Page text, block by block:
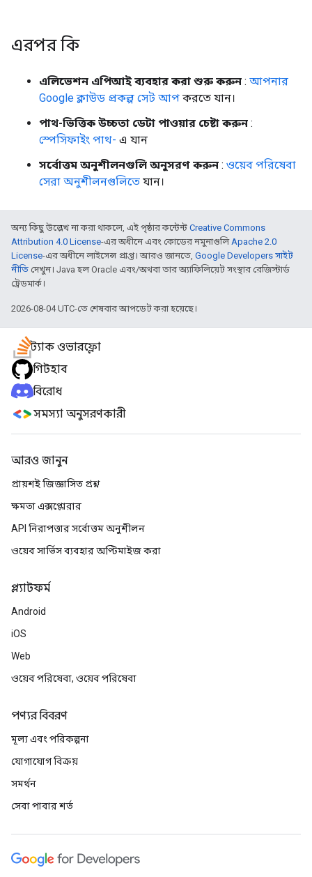
এরপর কি
এলিভেশন এপিআই ব্যবহার করা শুরু করুন : আপনার
Google ক্লাউড প্রকল্প সেট আপ করতে যান।
পাথ-ভিত্তিক উচ্চতা ডেটা পাওয়ার চেষ্টা করুন :
স্পেসিফাইং পাথ- এ যান
সর্বোত্তম অনুশীলনগুলি অনুসরণ করুন : ওয়েব পরিষেবা
সেরা অনুশীলনগুলিতে যান।
অন্য কিছু উল্লেখ না করা থাকলে, এই পৃষ্ঠার কন্টেন্ট Creative Commons
Attribution 4.0 License-এর অধীনে এবং কোডের নমুনাগুলিApache 2.0
License-এর অধীনে লাইসেন্স প্রাপ্ত। আরও জানতে, Google Developers সাইট
নীতি দেখুন। Java হল Oracle এবং/অথবা তার অ্যাফিলিয়েট সংস্থার রেজিস্টার্ড
ট্রেডমার্ক।
2026-08-04 UTC-তে শেষবার আপডেট করা হয়েছে।
স্ট্যাক ওভারফ্লো
গিটহাব
বিরোধ
সমস্যা অনুসরণকারী
আরও জানুন
প্রায়শই জিজ্ঞাসিত প্রশ্ন
ক্ষমতা এক্সপ্লোরার
API নিরাপত্তার সর্বোত্তম অনুশীলন
ওয়েব সার্ভিস ব্যবহার অপ্টিমাইজ করা
প্ল্যাটফর্ম
Android
iOS
Web
ওয়েব পরিষেবা, ওয়েব পরিষেবা
পণ্যর বিবরণ
মূল্য এবং পরিকল্পনা
যোগাযোগ বিক্রয়
সমর্থন
সেবা পাবার শর্ত